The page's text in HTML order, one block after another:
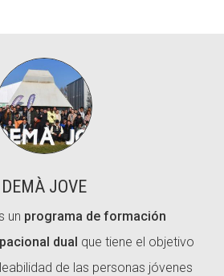
DEMÀ JOVE
un programa de formación
dual que tiene el objetivo
de las personas jóvenes